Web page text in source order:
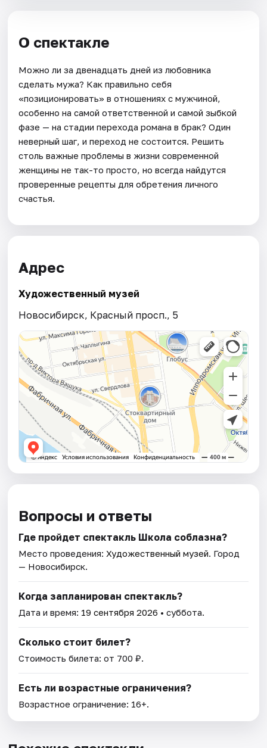
О спектакле
Можно ли за двенадцать дней из любовника
сделать мужа? Как правильно себя
«позиционировать» в отношениях с мужчиной,
особенно на самой ответственной и самой зыбкой
фазе — на стадии перехода романа в брак? Один
неверный шаг, и переход не состоится. Решить
столь важные проблемы в жизни современной
женщины не так-то просто, но всегда найдутся
проверенные рецепты для обретения личного
счастья.
Адрес
Художественный музей
Новосибирск, Красный просп., 5
Вопросы и ответы
Где пройдет спектакль Школа соблазна?
Место проведения:Художественный музей. Город
— Новосибирск.
Когда запланирован спектакль?
Дата и время: 19 сентября 2026 • суббота.
Сколько стоит билет?
Стоимость билета: от 700 ₽.
Есть ли возрастные ограничения?
Возрастное ограничение: 16+.